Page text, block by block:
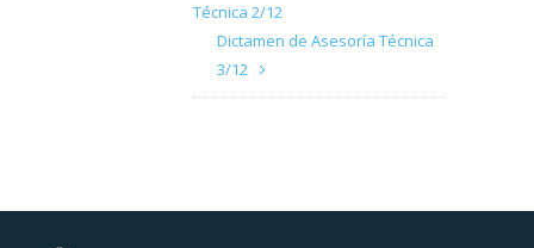
Técnica 2/12
Dictamen de Asesoría Técnica
3/12